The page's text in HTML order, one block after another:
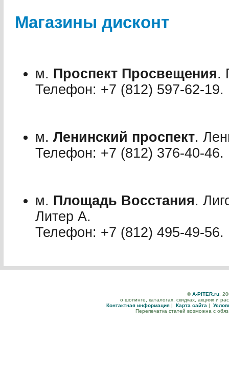
Магазины дисконт
м. Проспект Просвещения.
Телефон: +7 (812) 597-62-19.
м. Ленинский проспект.
Телефон: +7 (812) 376-40-46.
м. Площадь Восстания.
Литер А.
Телефон: +7 (812) 495-49-56.
©A-PITER.ru,
о шопинге, каталогах, скидках, акциях и
Контактная информация | Карта сайта |
Перепечатка статей возможна с